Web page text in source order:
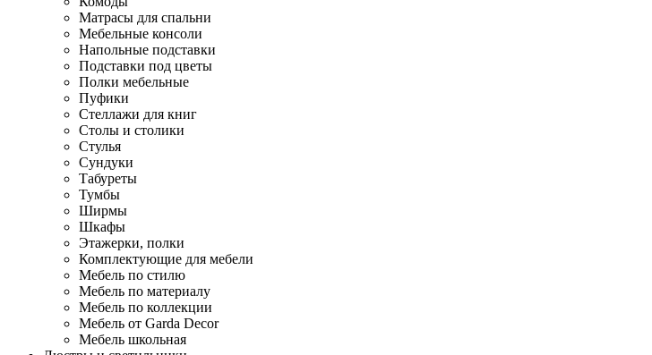
Матрасы для спальни
Мебельные консоли
Напольные подставки
Подставки под цветы
Полки мебельные
Пуфики
Стеллажи для книг
Столы и столики
Стулья
Сундуки
Табуреты
Тумбы
Ширмы
Шкафы
Этажерки, полки
Комплектующие для мебели
Мебель по стилю
Мебель по материалу
Мебель по коллекции
Мебель от Garda Decor
Мебель школьная